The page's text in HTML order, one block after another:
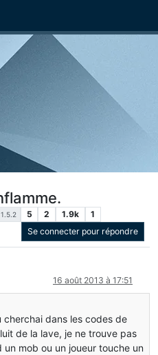
1.5.2 5 2 1.9k
1
Se connecter pour répondre
16 août 2013 à 17:51
cherchai dans les codes de
de la lave, je ne trouve pas
mob ou un joueur touche un